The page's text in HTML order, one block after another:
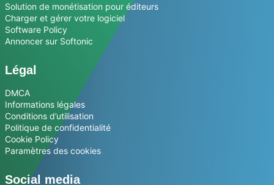
Solution de monétisation pour éditeurs
Charger et gérer votre logiciel
Software Policy
Annoncer sur Softonic
Légal
DMCA
Informations légales
Conditions d’utilisation
Politique de confidentialité
Cookie Policy
Paramètres des cookies
Social media